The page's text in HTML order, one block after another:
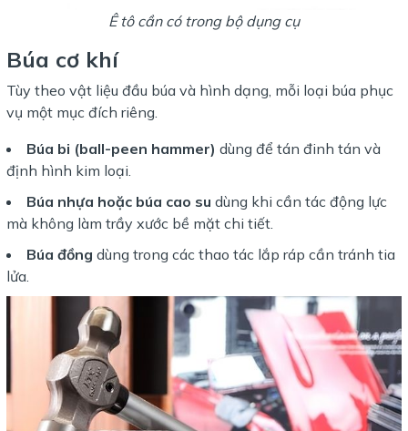
Ê tô cần có trong bộ dụng cụ
Búa cơ khí
Tùy theo vật liệu đầu búa và hình dạng, mỗi loại búa phục
vụ một mục đích riêng.
Búa bi (ball-peen hammer) dùng để tán đinh tán và
định hình kim loại.
Búa nhựa hoặc búa cao su dùng khi cần tác động lực
mà không làm trầy xước bề mặt chi tiết.
Búa đồng dùng trong các thao tác lắp ráp cần tránh tia
lửa.